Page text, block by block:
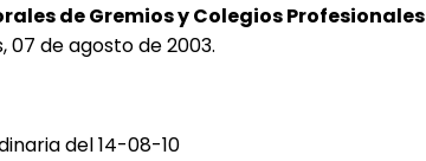
de Gremios y Colegios Profesionales
07 de agosto de 2003.
del 14-08-10